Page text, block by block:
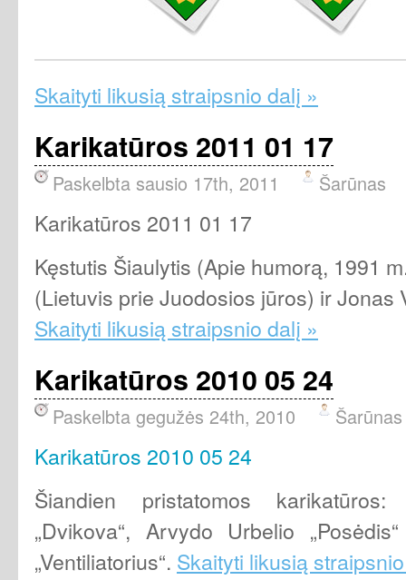
Skaityti likusią straipsnio dalį »
Karikatūros 2011 01 17
Paskelbta sausio 17th, 2011 Šarūnas
Karikatūros 2011 01 17
Kęstutis Šiaulytis (Apie humorą, 1991
(Lietuvis prie Juodosios jūros) ir Jonas
Skaityti likusią straipsnio dalį »
Karikatūros 2010 05 24
Paskelbta gegužės 24th, 2010 Šarūnas
Karikatūros 2010 05 24
Šiandien pristatomos karikatūros:
„Dvikova“, Arvydo Urbelio
„Ventiliatorius“. Skaityti likusią